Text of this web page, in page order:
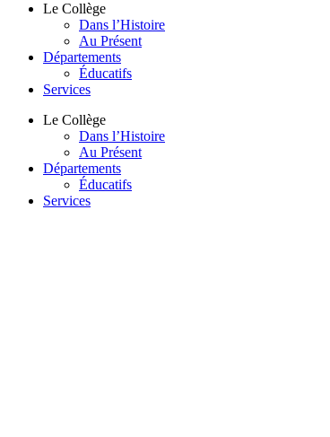
Le Collège
Dans l’Histoire
Au Présent
Départements
Éducatifs
Services
Le Collège
Dans l’Histoire
Au Présent
Départements
Éducatifs
Services